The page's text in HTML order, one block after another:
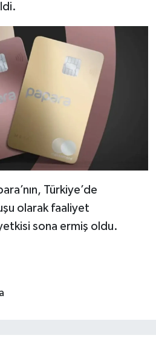
Türkiye’de
olarak faaliyet
sona ermiş oldu.